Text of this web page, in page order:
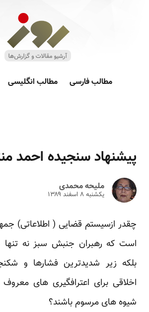
مطالب فارسی مطالب انگلیسی
پیشنهاد سنجیده احمد
ملیحه محمدی
یکشنبه ۸ اسفند ۱۳۸۹
چقدر ازسیستم قضایی ( اطلاعاتی)
است که رهبران جنبش سبز نه
بلکه زیر شدیدترین فشارها و
اخلاقی برای اعترافگیری های معروف
شیوه های مرسوم باشند؟